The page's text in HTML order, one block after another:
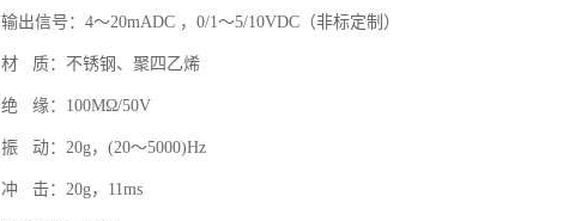
输出信号：4～20mADC ，0/1～5/10VDC（非标定制）
材 质：不锈钢、聚四乙烯
绝 缘：100MΩ/50V
振 动：20g，(20～5000)Hz
冲 击：20g，11ms